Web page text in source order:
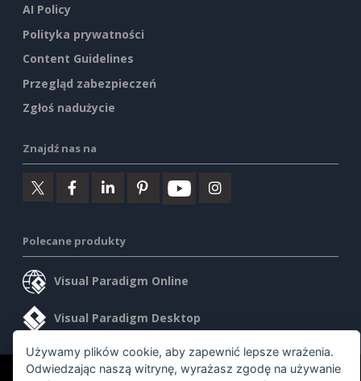
AI Policy
Polityka prywatności
Content Guidelines
Przegląd zabezpieczeń
Zgłoś nadużycie
Znajdź nas na
Polecane produkty
Visual Paradigm Online
Visual Paradigm Desktop
Używamy plików cookie, aby zapewnić lepsze wrażenia.
Odwiedzając naszą witrynę, wyrażasz zgodę na używanie